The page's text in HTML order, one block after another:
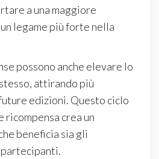
a una maggiore
legame più forte nella
possono anche elevare lo
attirando più
edizioni. Questo ciclo
crea un
beneficia sia gli